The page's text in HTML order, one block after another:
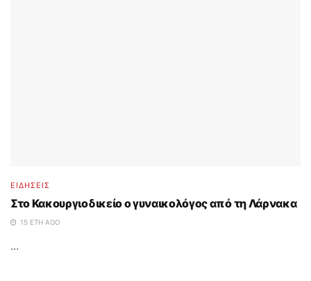
ΕΙΔΗΣΕΙΣ
Στο Κακουργιοδικείο ο γυναικολόγος από τη Λάρνακα
15 ΈΤΗ AGO
...